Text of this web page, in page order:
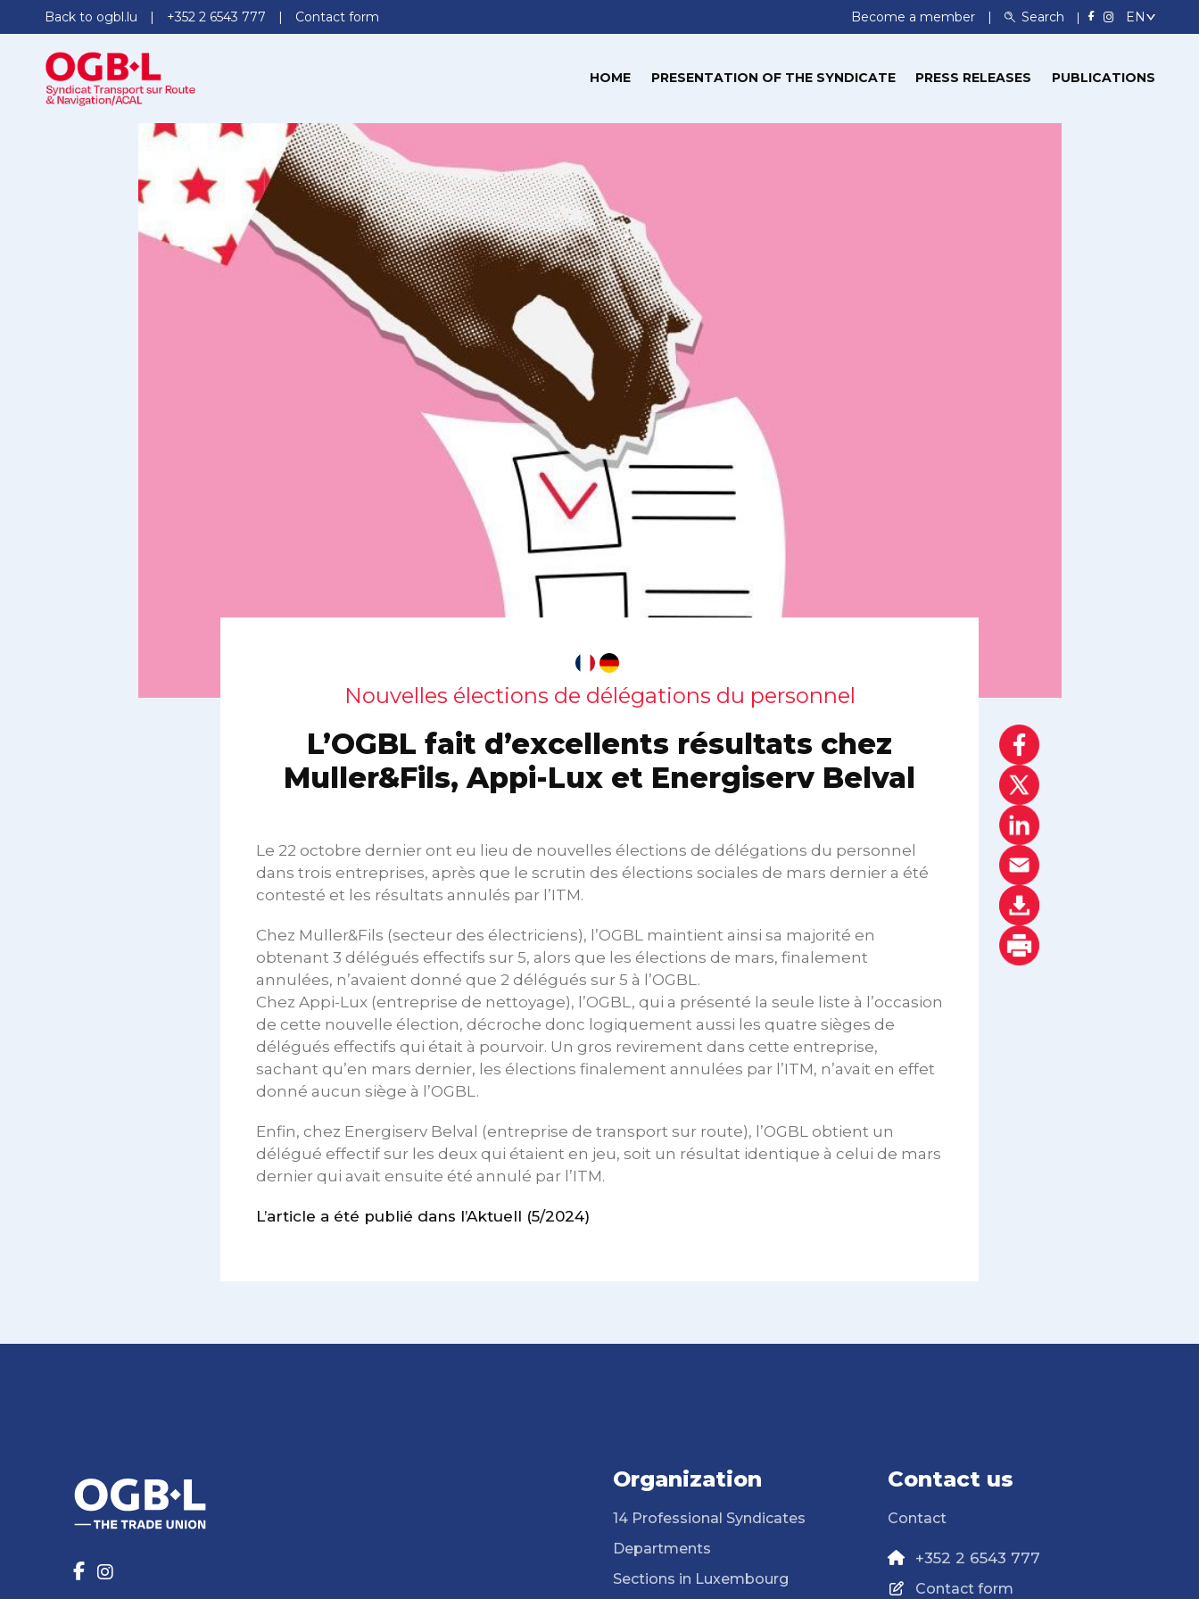
Back to ogbl.lu +352 2 6543 777 Contact form Become a member Search
HOME PRESENTATION OF THE SYNDICATE PRESS RELEASES PUBLICATIONS
Nouvelles élections de délégations du personnel
L’OGBL fait d’excellents résultats chez
Muller&Fils, Appi-Lux et Energiserv Belval
Le 22 octobre dernier ont eu lieu de nouvelles élections de délégations du personnel
dans trois entreprises, après que le scrutin des élections sociales de mars dernier a été
contesté et les résultats annulés par l’ITM.
Chez Muller&Fils (secteur des électriciens), l’OGBL maintient ainsi sa majorité en
obtenant 3 délégués effectifs sur 5, alors que les élections de mars, finalement
annulées, n’avaient donné que 2 délégués sur 5 à l’OGBL.
Chez Appi-Lux (entreprise de nettoyage), l’OGBL, qui a présenté la seule liste à l’occasion
de cette nouvelle élection, décroche donc logiquement aussi les quatre sièges de
délégués effectifs qui était à pourvoir. Un gros revirement dans cette entreprise,
sachant qu’en mars dernier, les élections finalement annulées par l’ITM, n’avait en effet
donné aucun siège à l’OGBL.
Enfin, chez Energiserv Belval (entreprise de transport sur route), l’OGBL obtient un
délégué effectif sur les deux qui étaient en jeu, soit un résultat identique à celui de mars
dernier qui avait ensuite été annulé par l’ITM.
L’article a été publié dans l’Aktuell (5/2024)
Organization
14 Professional Syndicates
Departments
Sections in Luxembourg
Contact us
Contact
+352 2 6543 777
Contact form